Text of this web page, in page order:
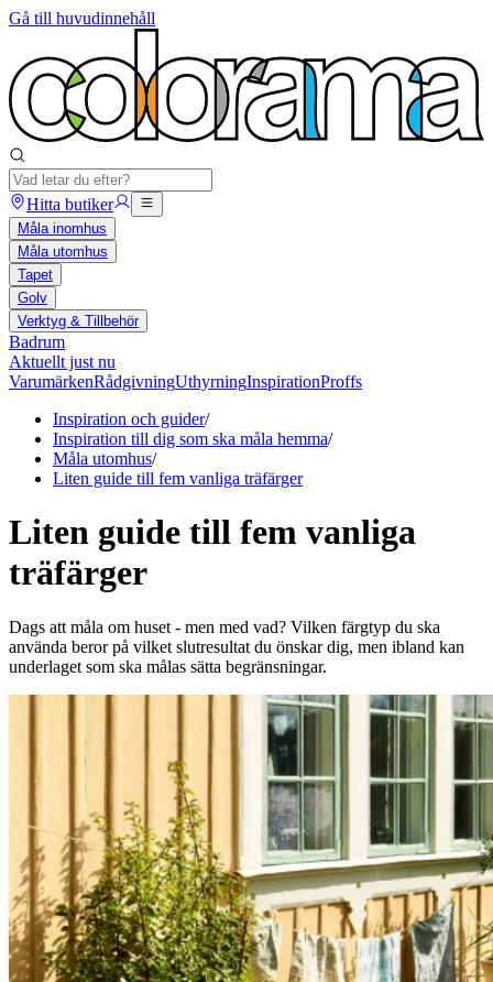
Gå till huvudinnehåll
Hitta butiker
Måla inomhus
Måla utomhus
Tapet
Golv
Verktyg & Tillbehör
Badrum
Aktuellt just nu
VarumärkenRådgivningUthyrningInspirationProffs
Inspiration och guider/
Inspiration till dig som ska måla hemma/
Måla utomhus/
Liten guide till fem vanliga träfärger
Liten guide till fem vanliga
träfärger
Dags att måla om huset - men med vad? Vilken färgtyp du ska
använda beror på vilket slutresultat du önskar dig, men ibland kan
underlaget som ska målas sätta begränsningar.